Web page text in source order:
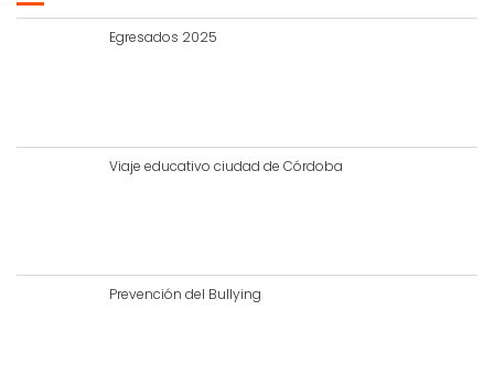
Egresados 2025
Viaje educativo ciudad de Córdoba
Prevención del Bullying